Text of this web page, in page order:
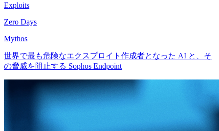
Exploits
Zero Days
Mythos
世界で最も危険なエクスプロイト作成者となった AI と、そ
の脅威を阻止する Sophos Endpoint